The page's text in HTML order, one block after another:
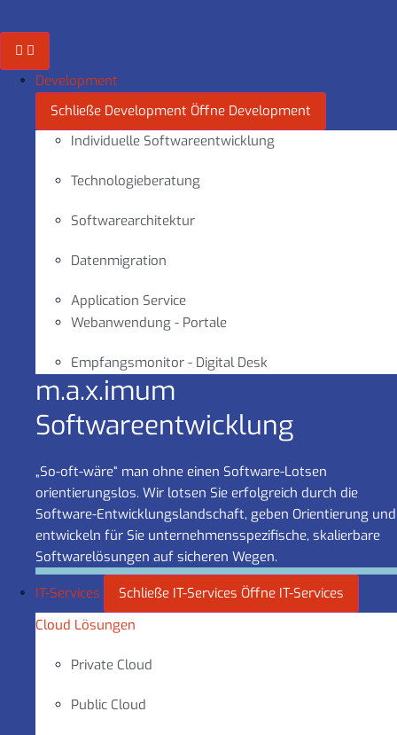
Inhalt
springen
Development
Schließe Development Öffne Development
Individuelle Softwareentwicklung
Technologieberatung
Softwarearchitektur
Datenmigration
Application Service
Webanwendung - Portale
Empfangsmonitor - Digital Desk
m.a.x.imum
Software­entwicklung
„So-oft-wäre“ man ohne einen Software-Lotsen
orientierungslos. Wir lotsen Sie erfolgreich durch die
Software-Entwicklungslandschaft, geben Orientierung und
entwickeln für Sie unternehmensspezifische, skalierbare
Softwarelösungen auf sicheren Wegen.
IT-Services Schließe IT-Services Öffne IT-Services
Cloud Lösungen
Private Cloud
Public Cloud